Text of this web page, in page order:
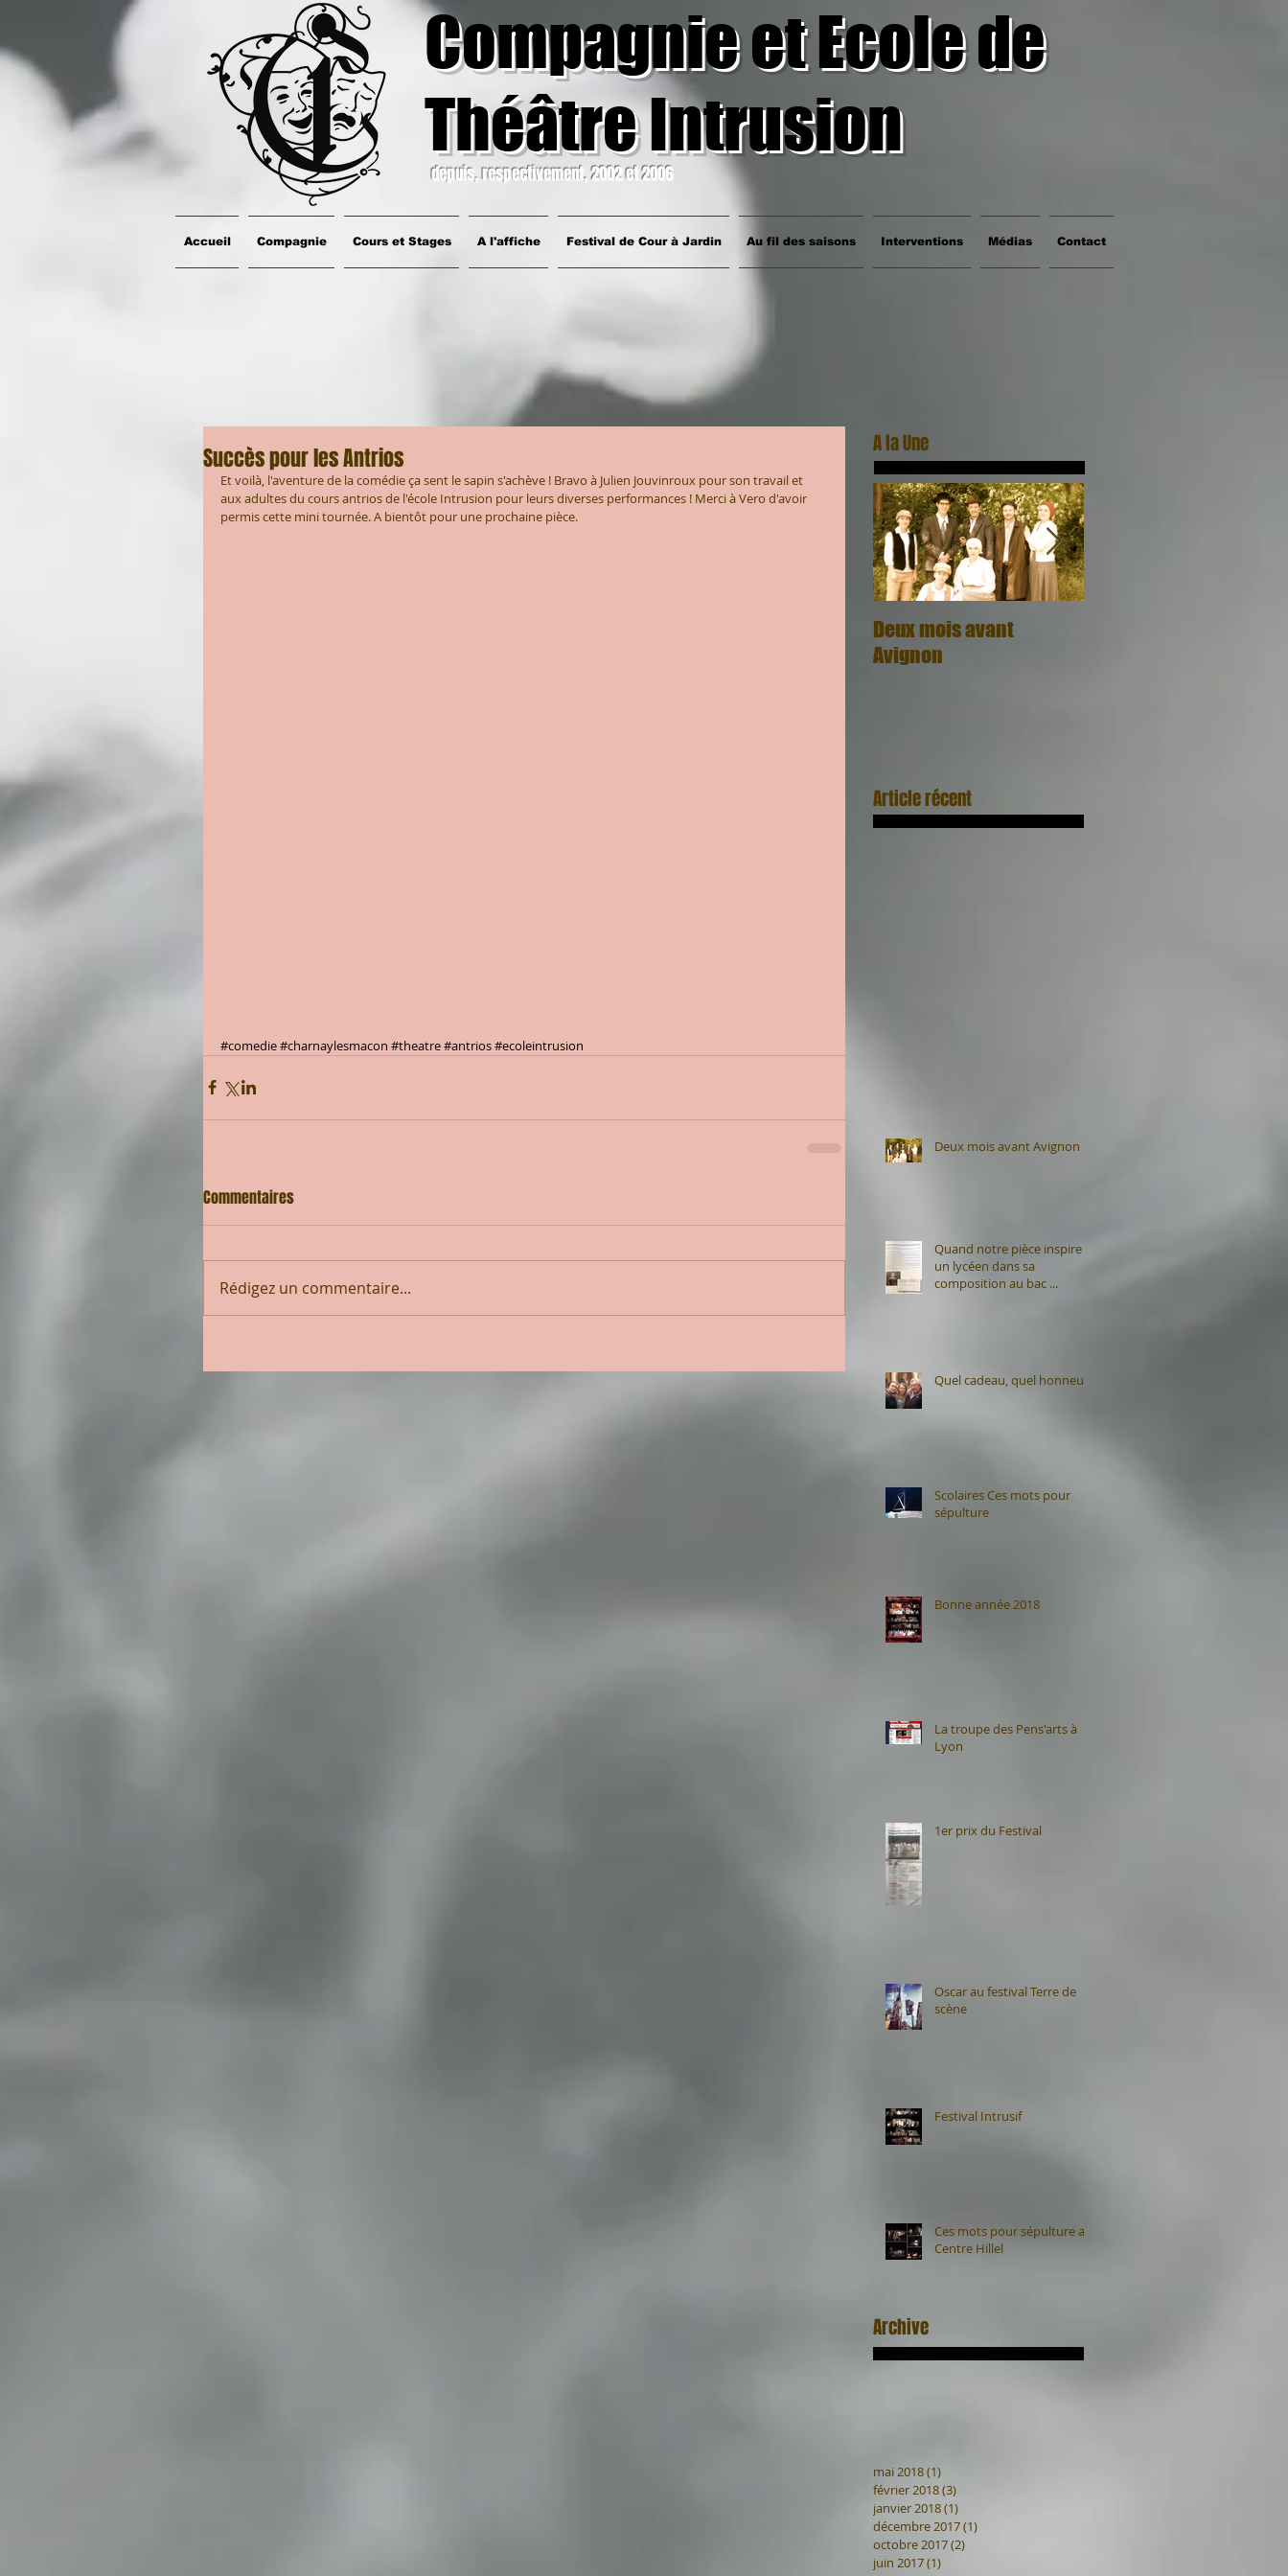
Compagnie et Ecole de
Théâtre Intrusion
Accueil Compagnie Cours et Stages A l'affiche Festival de Cour à Jardin Au fil des saisons Interventions Médias Contact
depuis, respectivement, 2002 et 2006
Succès pour les Antrios
Et voilà, l'aventure de la comédie ça sent le sapin s'achève ! Bravo à Julien Jouvinroux pour son travail et
aux adultes du cours antrios de l'école Intrusion pour leurs diverses performances ! Merci à Vero d'avoir
permis cette mini tournée. A bientôt pour une prochaine pièce.
#comedie#charnaylesmacon #theatre#antrios#ecoleintrusion
Commentaires
Rédigez un commentaire...
A la Une
Deux mois avant
Avignon
Article récent
Deux mois avant Avignon
Quand notre pièce inspire
un lycéen dans sa
composition au bac ...
Quel cadeau, quel honneur
Scolaires Ces mots pour
sépulture
Bonne année 2018
La troupe des Pens'arts à
Lyon
1er prix du Festival
Oscar au festival Terre de
scène
Festival Intrusif
Ces mots pour sépulture au
Centre Hillel
Archive
mai 2018(1)
février 2018(3)
janvier 2018(1)
décembre 2017(1)
octobre 2017(2)
juin 2017(1)